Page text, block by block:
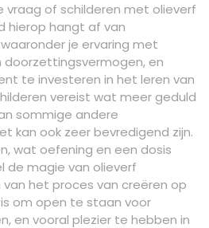
vraag of schilderen met olieverf
hierop hangt af van
je ervaring met
doorzettingsvermogen, en
te investeren in het leren van
vereist wat meer geduld
sommige andere
kan ook zeer bevredigend zijn.
wat oefening en een dosis
de magie van olieverf
het proces van creëren op
om open te staan voor
en vooral plezier te hebben in